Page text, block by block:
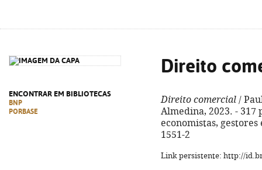
ENCONTRAR EM BIBLIOTECAS
BNP
PORBASE
Direito
Direito comercial /
Almedina, 2023. - 317
economistas, gestores
1551-2
Link persistente: http://